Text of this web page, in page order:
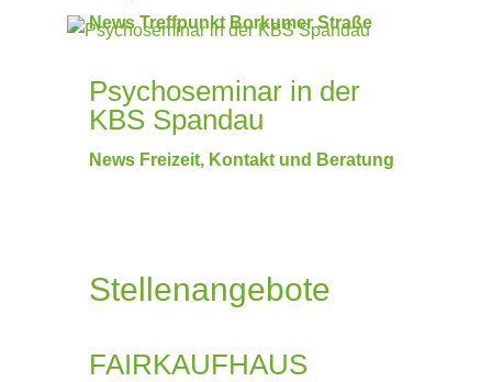
News Treffpunkt Borkumer Straße
Psychoseminar in der
KBS Spandau
News Freizeit, Kontakt und Beratung
Stellenangebote
FAIRKAUFHAUS